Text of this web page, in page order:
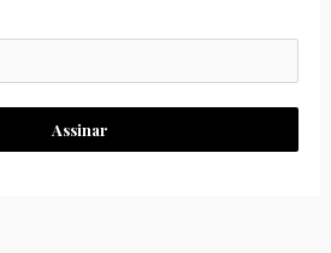
Assinar